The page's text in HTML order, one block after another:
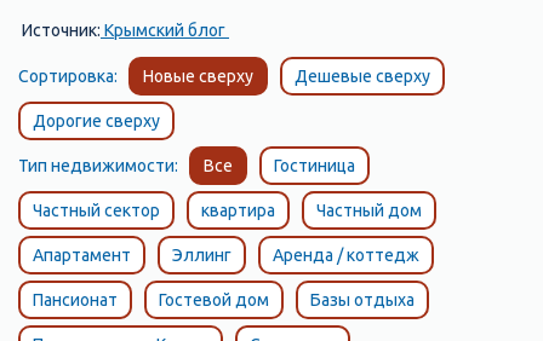
Источник: Крымский блог
Сортировка: Новые сверху Дешевые сверху
Дорогие сверху
Тип недвижимости: Все Гостиница
Частный сектор квартира Частный дом
Апартамент Эллинг Аренда / коттедж
Пансионат Гостевой дом Базы отдыха